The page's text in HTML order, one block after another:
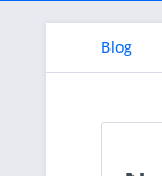
Blog